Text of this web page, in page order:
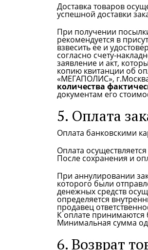
Доставка товаров
успешной доставки
При получении
рекомендуется в
взвесить ее и
согласно счету-
заявление и акт,
копию квитанции об
«МЕГАПОЛИС»,
количества
документам его
5. Оплата
Оплата банковскими
Оплата
После сохранения и
При аннулировании
которого были
денежных средств
определяется
продавец
К оплате принимаются
Минимальная сумма
6. Возврат